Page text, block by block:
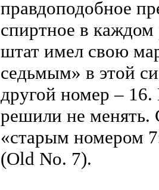
правдоподобное
спиртное в
штат имел свою
седьмым» в этой
другой номер – 16.
решили не менять.
«старым номером
(Old No. 7).